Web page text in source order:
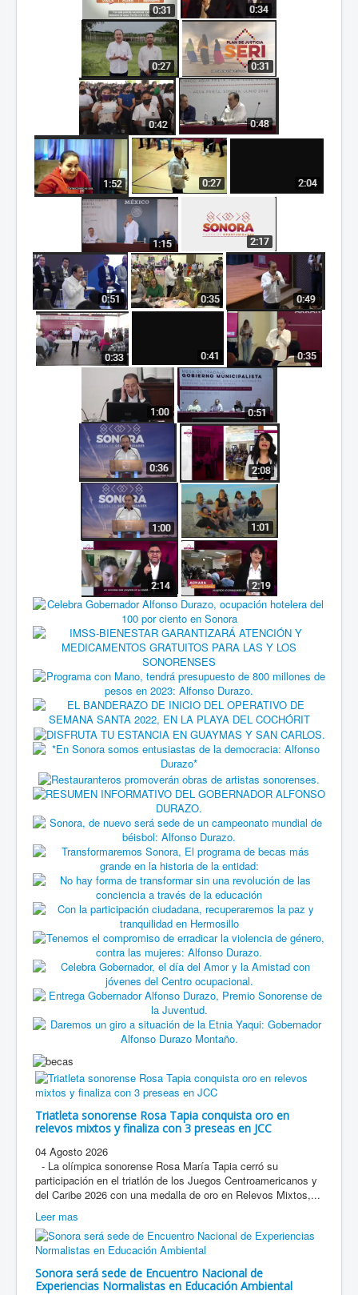
Triatleta sonorense Rosa Tapia conquista oro en
relevos mixtos y finaliza con 3 preseas en JCC
04 Agosto 2026
- La olímpica sonorense Rosa María Tapia cerró su
participación en el triatlón de los Juegos Centroamericanos y
del Caribe 2026 con una medalla de oro en Relevos Mixtos,...
Leer mas
Sonora será sede de Encuentro Nacional de
Experiencias Normalistas en Educación Ambiental